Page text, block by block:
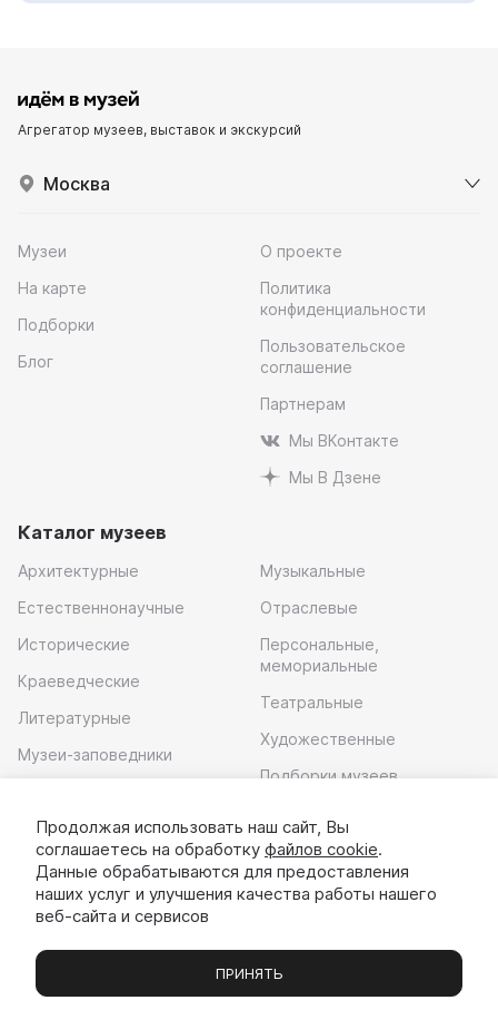
Агрегатор музеев, выставок и экскурсий
Москва
Музеи
На карте
Подборки
Блог
О проекте
Политика
конфиденциальности
Пользовательское
соглашение
Партнерам
Мы ВКонтакте
Мы В Дзене
Каталог музеев
Архитектурные
Естественнонаучные
Исторические
Краеведческие
Литературные
Музеи-заповедники
Музыкальные
Отраслевые
Персональные,
мемориальные
Театральные
Художественные
Подборки музеев
Скачать приложение
Музеи Выставки Экскурсии Чаты Вы
Продолжая использовать наш сайт, Вы
соглашаетесь на обработку файлов cookie.
Данные обрабатываются для предоставления
наших услуг и улучшения качества работы нашего
веб-сайта и сервисов
ПРИНЯТЬ